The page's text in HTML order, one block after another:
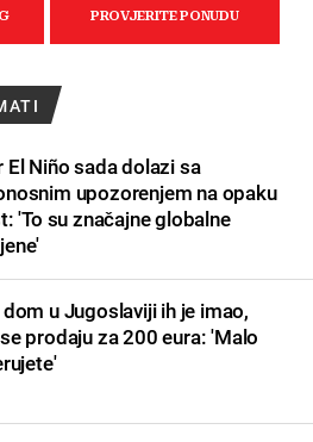
El Niño sada dolazi sa
upozorenjem na opaku
'To su značajne globalne
dom u Jugoslaviji ih je imao,
prodaju za 200 eura: 'Malo